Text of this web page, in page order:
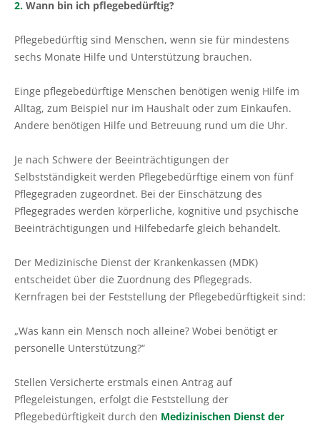
2. Wann bin ich pflegebedürftig?
Pflegebedürftig sind Menschen, wenn sie für mindestens
sechs Monate Hilfe und Unterstützung brauchen.
Einge pflegebedürftige Menschen benötigen wenig Hilfe im
Alltag, zum Beispiel nur im Haushalt oder zum Einkaufen.
Andere benötigen Hilfe und Betreuung rund um die Uhr.
Je nach Schwere der Beeinträchtigungen der
Selbstständigkeit werden Pflegebedürftige einem von fünf
Pflegegraden zugeordnet. Bei der Einschätzung des
Pflegegrades werden körperliche, kognitive und psychische
Beeinträchtigungen und Hilfebedarfe gleich behandelt.
Der Medizinische Dienst der Krankenkassen (MDK)
entscheidet über die Zuordnung des Pflegegrads.
Kernfragen bei der Feststellung der Pflegebedürftigkeit sind:
„Was kann ein Mensch noch alleine? Wobei benötigt er
personelle Unterstützung?“
Stellen Versicherte erstmals einen Antrag auf
Pflegeleistungen, erfolgt die Feststellung der
Pflegebedürftigkeit durch den Medizinischen Dienst der